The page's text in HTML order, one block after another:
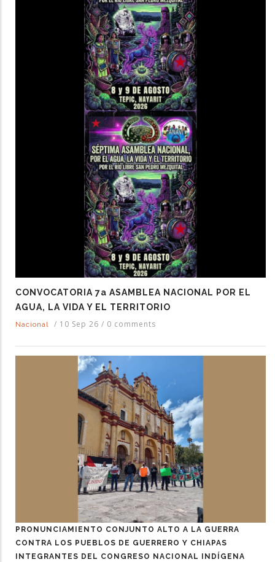
CONVOCATORIA 7a ASAMBLEA NACIONAL POR EL
AGUA, LA VIDA Y EL TERRITORIO
Nacional / 10 Sep 26 / 0 comments
PRONUNCIAMIENTO CONJUNTO ALTO A LA GUERRA
CONTRA LOS PUEBLOS DE GUERRERO Y CHIAPAS
INTEGRANTES DEL CONGRESO NACIONAL INDÍGENA